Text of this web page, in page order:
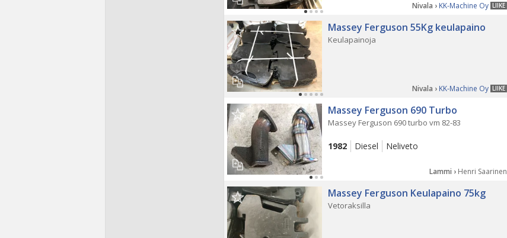
LIIKE
Nivala › KK-Machine Oy
Massey Ferguson 55Kg keulapaino
Keulapainoja
LIIKE
Nivala › KK-Machine Oy
Massey Ferguson 690 Turbo
Massey Ferguson 690 turbo vm 82-83
1982 Diesel Neliveto
Lammi › Henri Saarinen
Massey Ferguson Keulapaino 75kg
Vetoraksilla